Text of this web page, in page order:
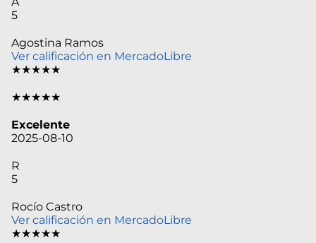
5
Agostina Ramos
Ver calificación en MercadoLibre
★★★★★
★★★★★
Excelente
2025-08-10
R
5
Rocío Castro
Ver calificación en MercadoLibre
★★★★★